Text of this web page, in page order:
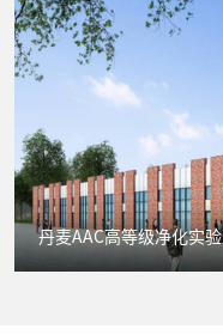
丹麦AAC高等级净化实